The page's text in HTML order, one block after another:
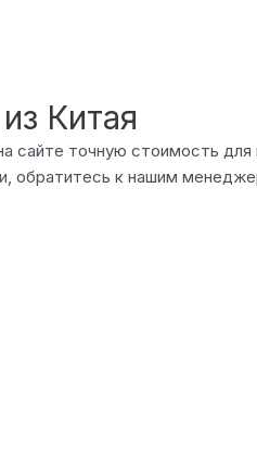
Китая
сайте точную стоимость
обратитесь к нашим